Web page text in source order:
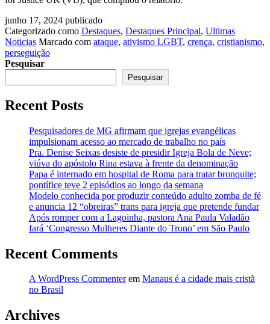
junho 17, 2024 publicado
Categorizado como Destaques, Destaques Principal, Ultimas
Noticias Marcado com ataque, ativismo LGBT, crença, cristianismo,
perseguição
Pesquisar
Pesquisar
Recent Posts
Pesquisadores de MG afirmam que igrejas evangélicas
impulsionam acesso ao mercado de trabalho no país
Pra. Denise Seixas desiste de presidir Igreja Bola de Neve;
viúva do apóstolo Rina estava à frente da denominação
Papa é internado em hospital de Roma para tratar bronquite;
pontífice teve 2 episódios ao longo da semana
Modelo conhecida por produzir conteúdo adulto zomba de fé
e anuncia 12 “obreiras” trans para igreja que pretende fundar
Após romper com a Lagoinha, pastora Ana Paula Valadão
fará ‘Congresso Mulheres Diante do Trono’ em São Paulo
Recent Comments
A WordPress Commenterem Manaus é a cidade mais cristã
no Brasil
Archives